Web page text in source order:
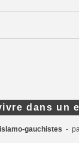
dans un
gauchistes -